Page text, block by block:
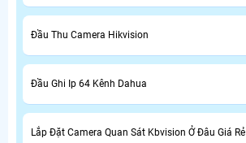
Đầu Thu Camera Hikvision
Đầu Ghi Ip 64 Kênh Dahua
Lắp Đặt Camera Quan Sát Kbvision Ở Đâu Giá Rẻ